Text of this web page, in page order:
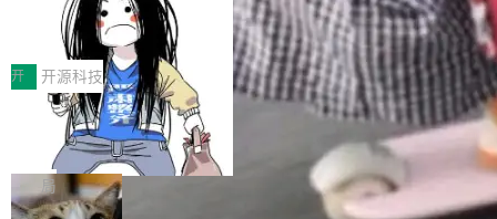
理两个方面，让用户的每一份算力都看得清、管
得住、用得稳、省得下、更安全！ 一、从现在开
始，Token使用一目...
作者）、Quoc Le（Google 大脑核心成员，Se
q2Seq 和 DocAI 的共同发明人）以及 Oriol Vin
yals（Gemini 联合负责人，AlphaSta...
耳科技研发的企业级终端编码智能体——一位全
中文驱动的数字员工，自主理解需求、规划步
骤、编写代码。不挑模型、不挑平台，curl 一行
装完即用。 开源地址：Gitee · GitCode · GitHu
b 安装 支持 Java 8+（8~26）、macOS / Linu
x / Windows / Harmony PC。 # macOS / Linu
x / Harmony PC curl -fsSL https://solon.noea
r.org/solon...
让“代码语义理解”深度释放AI Coding
价值潜能：华为云码道（CodeArts）
代码仓技术解析
一、代码仓深度理解技术的作用与价值 在软件工
程实践中，代码仓是企业核心知识资产的主要载
体。企业级代码仓库通常包含数十万乃至数百万
个文件，其规模远超单次模型调用可承载的上下
文窗口。随着项目规模的持续扩张与代码历史的
不断累积，代码仓中的模块关系、接口契约、业
务逻辑等关键信息往往分散于数十乃至数百个文
开 开源科技
一条“删库”命令跑 17 小时，算法工程
师删光 89TB 数据只为干私活
最高人民检察院8月4日公布了一起案件：北京一
名90后算法工程师王某，为了给自己接的私活腾
服务器空间，删光了公司AI游戏部门的全部核心
局